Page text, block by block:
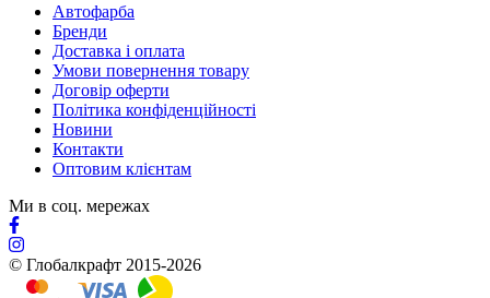
Автофарба
Бренди
Доставка і оплата
Умови повернення товару
Договір оферти
Політика конфіденційності
Новини
Контакти
Оптовим клієнтам
Ми в соц. мережах
© Глобалкрафт 2015-2026